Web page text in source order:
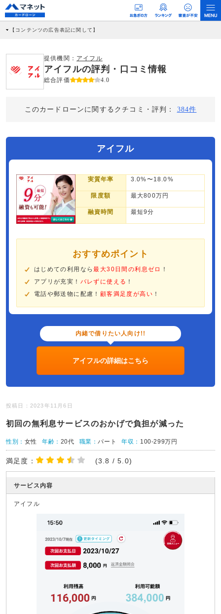
【コンテンツの広告表記に関して】
社に対して企業から紹介報酬が支払われるという収益モデルです。 ただし、特定の
商品を根拠なくPRするものではなく、当編集部の調査／ユーザーへの口コミ収集な
どに基づき、公平性を担保した情報提供を行っています。
>提携企業一覧
提供機関： アイフル
アイフルの評判・口コミ情報
総合評価 4.0
このカードローンに関するクチコミ・評判： 384件
アイフル
実質年率 3.0%〜18.0%
限度額 最大800万円
融資時間 最短9分
おすすめポイント
はじめての利用なら最大30日間の利息ゼロ
！
アプリが充実！ バレずに使える ！
電話や郵送物に配慮！ 顧客満足度が高い ！
内緒で借りたい人向け!!
アイフルの詳細はこちら
投稿日：2023年11月6日
初回の無利息サービスのおかげで負担が減った
性別： 女性 年齢： 20代 職業：パート 年収： 100-299万円
満足度： (3.8 / 5.0)
サービス内容
アイフル